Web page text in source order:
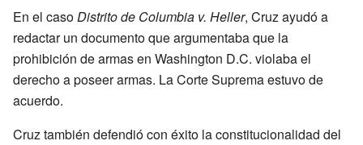
En el casoDistrito de Columbia v. Heller, Cruz ayudó a
redactar un documento que argumentaba que la
prohibición de armas en Washington D.C. violaba el
derecho a poseer armas. La Corte Suprema estuvo de
acuerdo.
Cruz también defendió con éxito la constitucionalidad del